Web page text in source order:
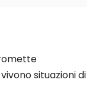
situazioni di